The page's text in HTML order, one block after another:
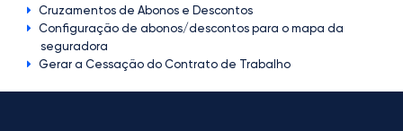
Cruzamentos de Abonos e Descontos
Configuração de abonos/descontos para o mapa da
seguradora
Gerar a Cessação do Contrato de Trabalho